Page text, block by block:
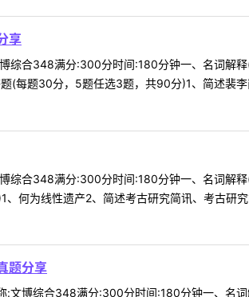
享
综合348满分:300分时间:180分钟一、名词解
(每题30分，5题任选3题，共90分)1、简述裴
综合348满分:300分时间:180分钟一、名词解
何为线性遗产2、简述考古研究简讯、考古研
题分享
:文博综合348满分:300分时间:180分钟一、名